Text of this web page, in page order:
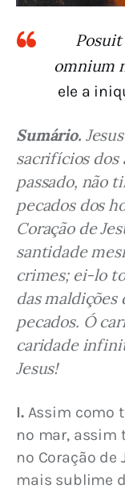
omnium
ele a
Sumário.
sacrifícios dos
passado, não
pecados dos
Coração de
santidade
crimes; ei-lo
das maldições
pecados. Ó
caridade
Jesus!
I. Assim como
no mar, assim
no Coração de
mais sublime